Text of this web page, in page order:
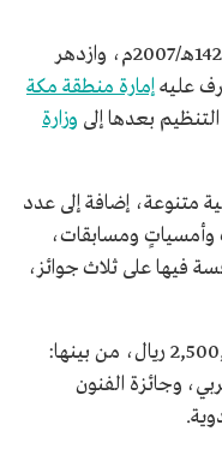
انطلقت الدورة الأولى لسوق عكاظ عام 1428هـ/2007م، وازدهر
عليهإمارة منطقة مكة
وزارة
سوق عكاظ نحو 150 فعالية متنوعة، إضافة إلى عدد
وأمسياتٍ ومسابقات،
فيها على ثلاث جوائز،
وتصل قيمة جوائز المهرجان إلى نحو 2,500,000 ريال، من بينها:
وجائزة الفنون